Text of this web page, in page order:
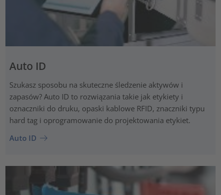
Auto ID
Szukasz sposobu na skuteczne śledzenie aktywów i
zapasów? Auto ID to rozwiązania takie jak etykiety i
oznaczniki do druku, opaski kablowe RFID, znaczniki typu
hard tag i oprogramowanie do projektowania etykiet.
Auto ID